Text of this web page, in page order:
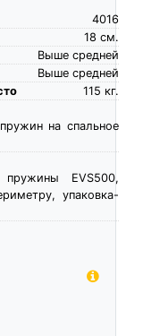
4016
см.
18
Выше средней
Выше средней
кг.
115
на спальное
пружины EVS500,
упаковка-